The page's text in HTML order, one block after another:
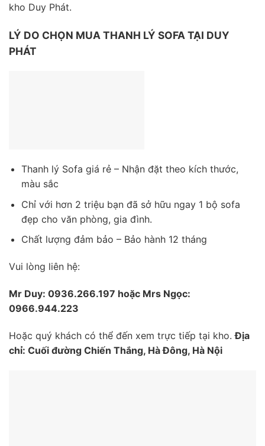
kho Duy Phát.
LÝ DO CHỌN MUA THANH LÝ SOFA TẠI DUY
PHÁT
Thanh lý Sofa giá rẻ – Nhận đặt theo kích thước,
màu sắc
Chỉ với hơn 2 triệu bạn đã sở hữu ngay 1 bộ sofa
đẹp cho văn phòng, gia đình.
Chất lượng đảm bảo – Bảo hành 12 tháng
Vui lòng liên hệ:
Mr Duy: 0936.266.197 hoặc Mrs Ngọc:
0966.944.223
Hoặc quý khách có thể đến xem trực tiếp tại kho.Địa
chỉ: Cuối đường Chiến Thắng, Hà Đông, Hà Nội